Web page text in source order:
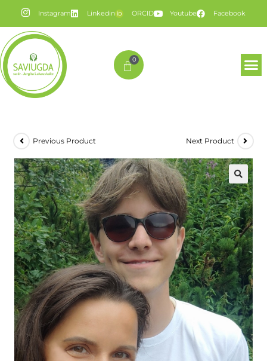
Instagram Linkedin ORCID Youtube Facebook
0
Previous Product Next Product